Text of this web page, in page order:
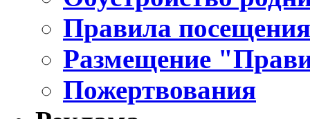
Правила
Размещение
Пожертвования